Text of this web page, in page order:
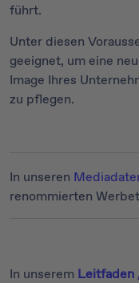
führt.
Unter diesen
geeignet, um eine
Image Ihres
zu pflegen.
In unseren
renommierten
In unserem Leitfaden